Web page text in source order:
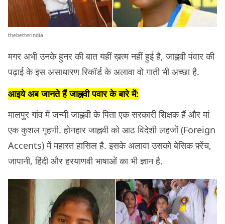
thebetterindia
मगर अभी उनके हुनर की बात यहीं ख़त्म नहीं हुई है, जाह्नवी पंवार की
पढ़ाई के इस असाधारण रिकॉर्ड के अलावा वो गाती भी अच्छा है.
आइये अब जानते हैं जाह्नवी पवार के बारे में:
मालपुर गांव में जन्मी जाह्नवी के पिता एक सरकारी शिक्षक हैं और मां
एक कुशल गृहणी. होनहार जाह्नवी को आठ विदेशी लहजों (Foreign
Accents) में महारत हासिल है. इसके अलावा उसको बेसिक फ़्रेंच,
जापानी, हिंदी और हरयाणवी भाषाओं का भी ज्ञान है.